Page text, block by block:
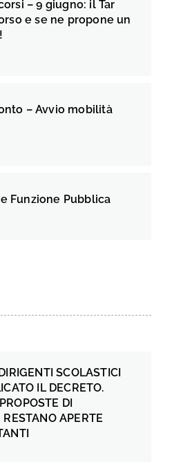
– 9 giugno: il Tar
e se ne propone un
– Avvio mobilità
Funzione Pubblica
SCOLASTICI
IL DECRETO.
DI
APERTE